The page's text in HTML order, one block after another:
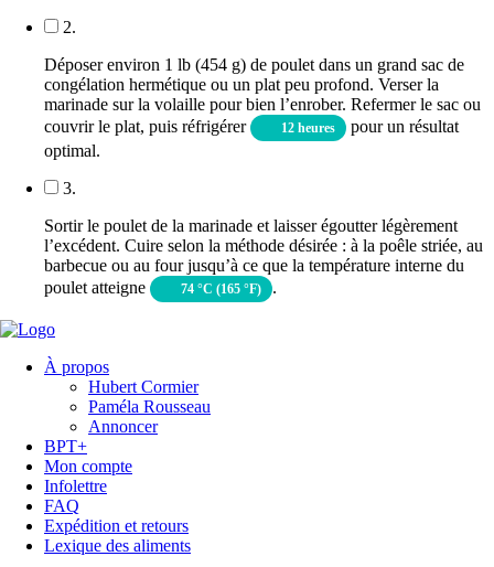
2.
Déposer environ 1 lb (454 g) de poulet dans un grand sac de
congélation hermétique ou un plat peu profond. Verser la
marinade sur la volaille pour bien l’enrober. Refermer le sac ou
couvrir le plat, puis réfrigérer
12 heures
pour un résultat
optimal.
3.
Sortir le poulet de la marinade et laisser égoutter légèrement
l’excédent. Cuire selon la méthode désirée : à la poêle striée, au
barbecue ou au four jusqu’à ce que la température interne du
poulet atteigne
74 °C (165 °F) .
À propos
Hubert Cormier
Paméla Rousseau
Annoncer
BPT+
Mon compte
Infolettre
FAQ
Expédition et retours
Lexique des aliments